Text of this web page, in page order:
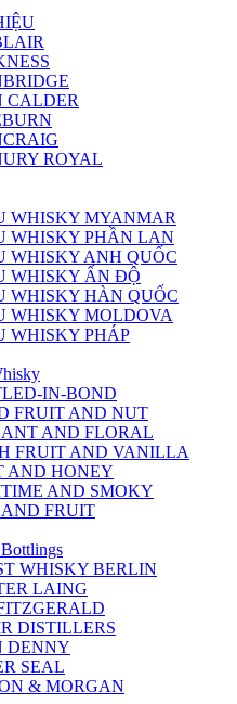
CALDER
ROYAL
WHISKY MYANMAR
WHISKY PHẦN LAN
WHISKY ANH QUỐC
WHISKY ẤN ĐỘ
WHISKY HÀN QUỐC
WHISKY MOLDOVA
WHISKY PHÁP
IN-BOND
FRUIT AND NUT
AND FLORAL
FRUIT AND VANILLA
AND HONEY
AND SMOKY
AND FRUIT
WHISKY BERLIN
LAING
DISTILLERS
DENNY
SEAL
& MORGAN